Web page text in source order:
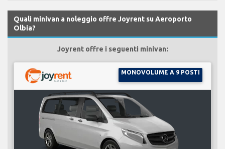
Quali minivan a noleggio offre Joyrent su Aeroporto
Olbia?
Joyrent offre i seguenti minivan:
MONOVOLUME A 9 POSTI